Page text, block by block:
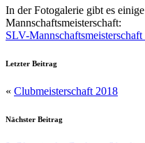
In der Fotogalerie gibt es
Mannschaftsmeisterschaft:
SLV-Mannschaftsmeisterschaft
Letzter Beitrag
« Clubmeisterschaft 2018
Nächster Beitrag